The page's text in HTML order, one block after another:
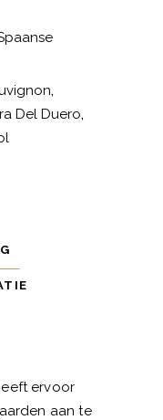
,
Del Duero,
ervoor
aan te